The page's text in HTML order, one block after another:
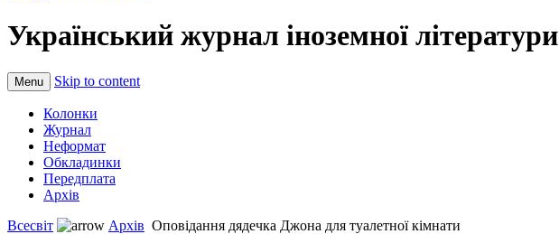
Український журнал іноземної літератури
Menu Skip to content
Колонки
Журнал
Неформат
Обкладинки
Передплата
Архів
Всесвіт
Архів Оповідання дядечка Джона для туалетної кімнати